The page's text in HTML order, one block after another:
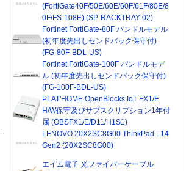
(FortiGate40F/50E/60E/60F/61F/80E/8
0F/FS-108E) (SP-RACKTRAY-02)
Fortinet FortiGate-80F バンドルモデル
(初年度先出しセンドバック保守付)
(FG-80F-BDL-US)
Fortinet FortiGate-100F バンドルモデ
ル (初年度先出しセンドバック保守付)
(FG-100F-BDL-US)
PLAT'HOME OpenBlocks IoT FX1/E
H/W保守及びサブスクリプション1年付
属 (OBSFX1/E/D11/H1S1)
LENOVO 20X2SC8G00 ThinkPad L14
Gen2 (20X2SC8G00)
エイム電子 光ファイバーケーブル